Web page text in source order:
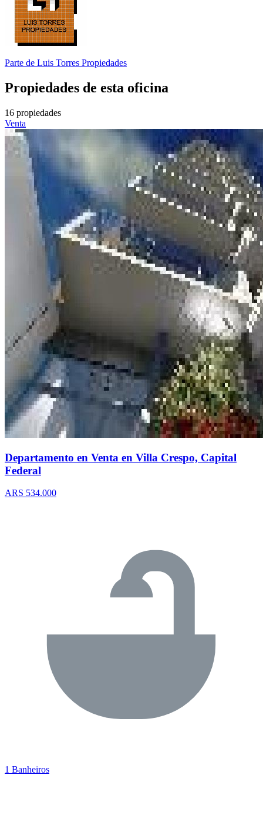
Parte de Luis Torres Propiedades
Propiedades de esta oficina
16 propiedades
Venta
Departamento en Venta en Villa Crespo, Capital
Federal
ARS 534.000
1 Banheiros